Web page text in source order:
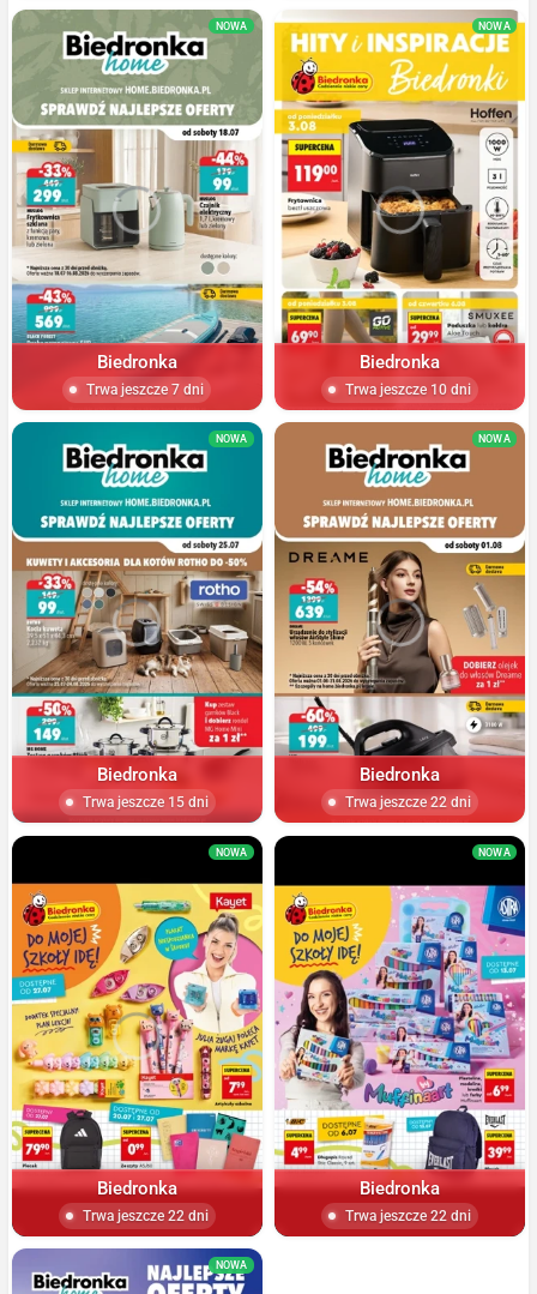
NOWA
Biedronka
Trwa jeszcze 7 dni
NOWA
Biedronka
Trwa jeszcze 10 dni
NOWA
Biedronka
Trwa jeszcze 15 dni
NOWA
Biedronka
Trwa jeszcze 22 dni
NOWA
Biedronka
Trwa jeszcze 22 dni
NOWA
Biedronka
Trwa jeszcze 22 dni
NOWA